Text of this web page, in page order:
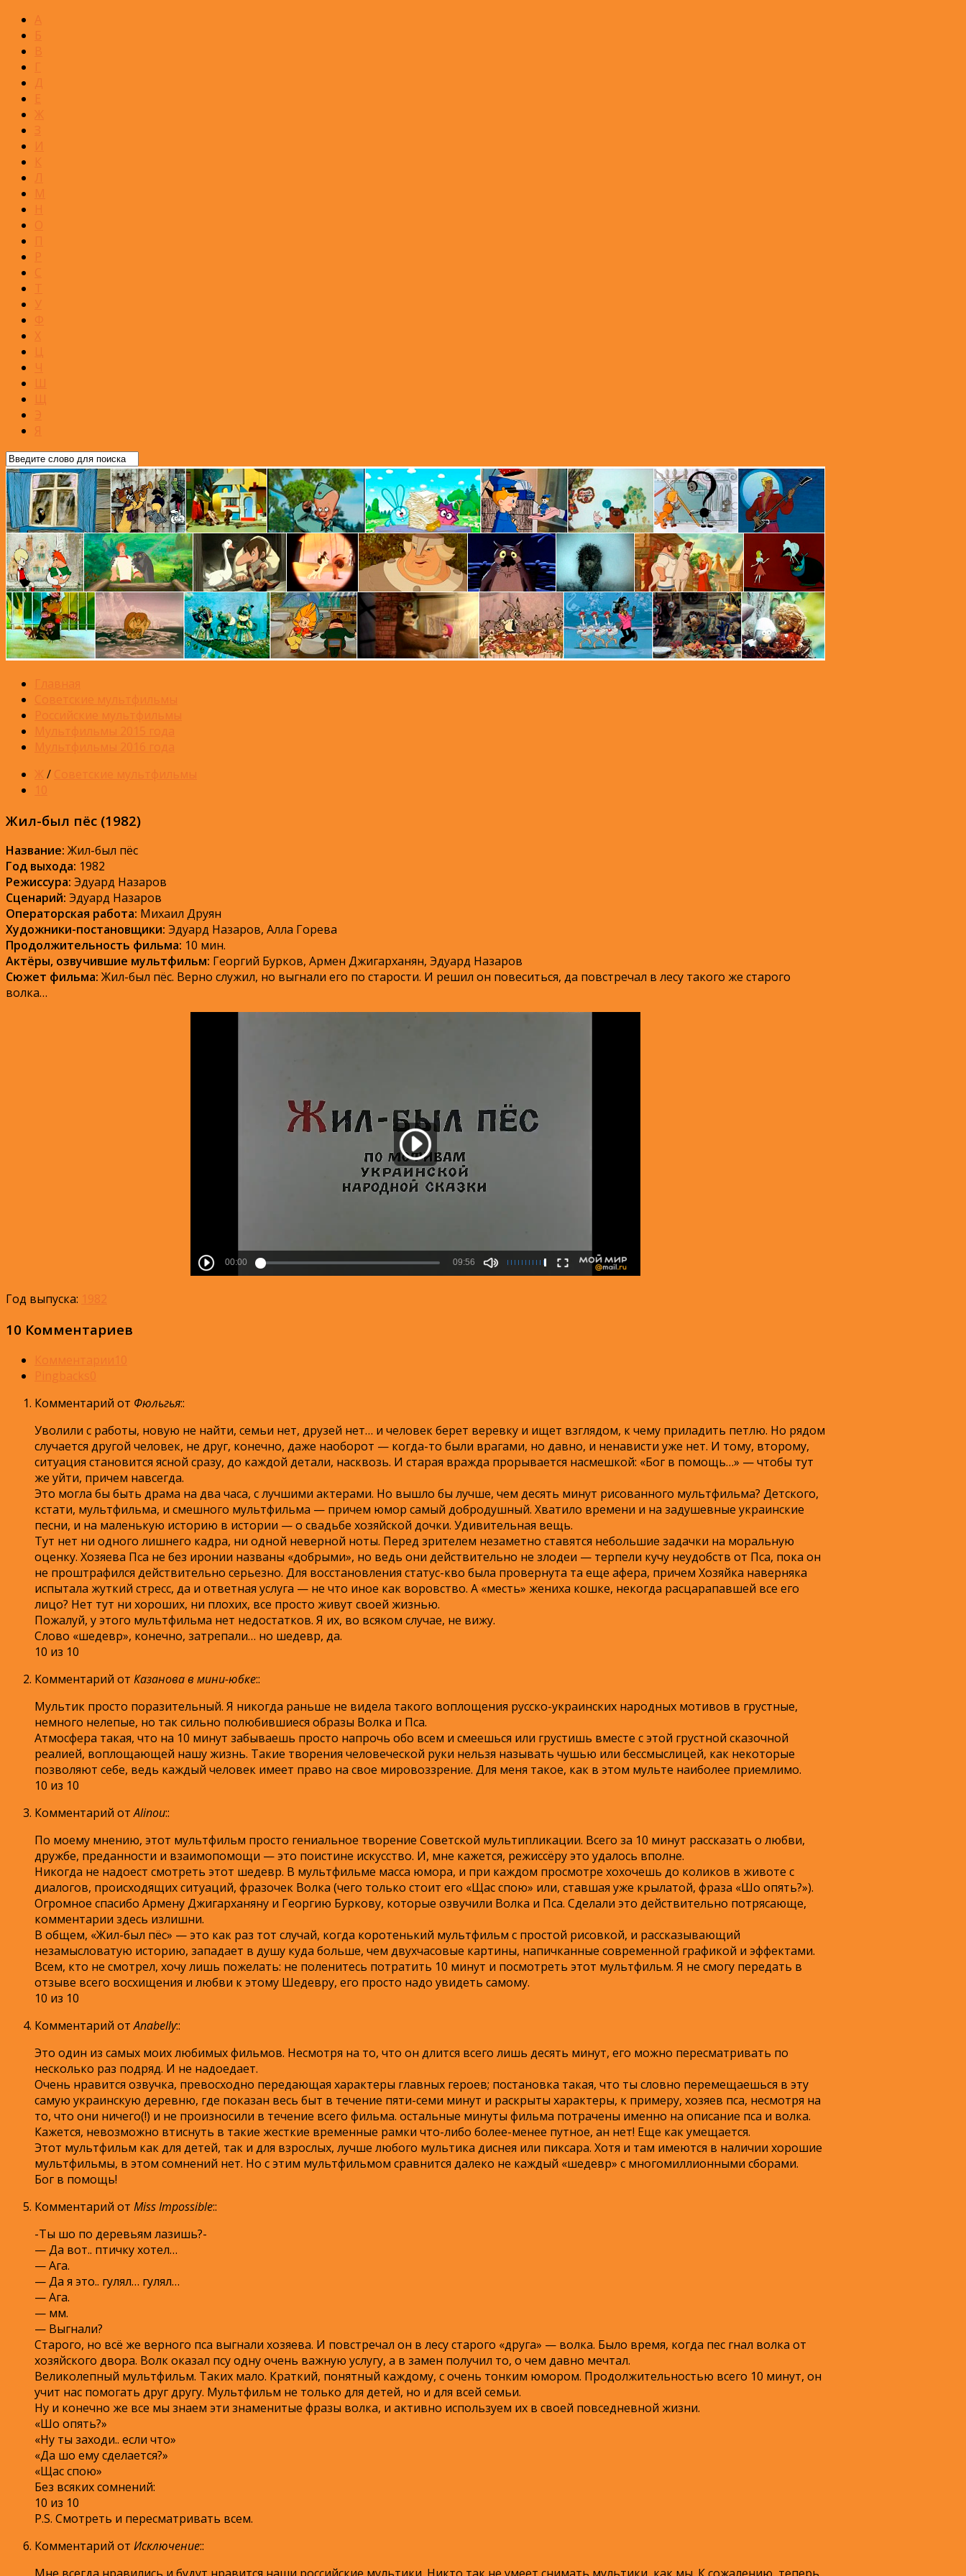
А
Б
В
Г
Д
Е
Ж
З
И
К
Л
М
Н
О
П
Р
С
Т
У
Ф
Х
Ц
Ч
Ш
Щ
Э
Я
Главная
Советские мультфильмы
Российские мультфильмы
Мультфильмы 2015 года
Мультфильмы 2016 года
Ж / Советские мультфильмы
10
Жил-был пёс (1982)
Название: Жил-был пёс
Год выхода: 1982
Режиссура: Эдуард Назаров
Сценарий: Эдуард Назаров
Операторская работа: Михаил Друян
Художники-постановщики: Эдуард Назаров, Алла Горева
Продолжительность фильма: 10 мин.
Актёры, озвучившие мультфильм: Георгий Бурков, Армен Джигарханян, Эдуард Назаров
Сюжет фильма: Жил-был пёс. Верно служил, но выгнали его по старости. И решил он повеситься, да повстречал в лесу такого же старого
волка…
Год выпуска: 1982
10 Комментариев
Комментарии10
Pingbacks0
Комментарий от Фюльгья::
Уволили с работы, новую не найти, семьи нет, друзей нет… и человек берет веревку и ищет взглядом, к чему приладить петлю. Но рядом
случается другой человек, не друг, конечно, даже наоборот — когда-то были врагами, но давно, и ненависти уже нет. И тому, второму,
ситуация становится ясной сразу, до каждой детали, насквозь. И старая вражда прорывается насмешкой: «Бог в помощь…» — чтобы тут
же уйти, причем навсегда.
Это могла бы быть драма на два часа, с лучшими актерами. Но вышло бы лучше, чем десять минут рисованного мультфильма? Детского,
кстати, мультфильма, и смешного мультфильма — причем юмор самый добродушный. Хватило времени и на задушевные украинские
песни, и на маленькую историю в истории — о свадьбе хозяйской дочки. Удивительная вещь.
Тут нет ни одного лишнего кадра, ни одной неверной ноты. Перед зрителем незаметно ставятся небольшие задачки на моральную
оценку. Хозяева Пса не без иронии названы «добрыми», но ведь они действительно не злодеи — терпели кучу неудобств от Пса, пока он
не проштрафился действительно серьезно. Для восстановления статус-кво была провернута та еще афера, причем Хозяйка наверняка
испытала жуткий стресс, да и ответная услуга — не что иное как воровство. А «месть» жениха кошке, некогда расцарапавшей все его
лицо? Нет тут ни хороших, ни плохих, все просто живут своей жизнью.
Пожалуй, у этого мультфильма нет недостатков. Я их, во всяком случае, не вижу.
Слово «шедевр», конечно, затрепали… но шедевр, да.
10 из 10
Комментарий от Казанова в мини-юбке::
Мультик просто поразительный. Я никогда раньше не видела такого воплощения русско-украинских народных мотивов в грустные,
немного нелепые, но так сильно полюбившиеся образы Волка и Пса.
Атмосфера такая, что на 10 минут забываешь просто напрочь обо всем и смеешься или грустишь вместе с этой грустной сказочной
реалией, воплощающей нашу жизнь. Такие творения человеческой руки нельзя называть чушью или бессмыслицей, как некоторые
позволяют себе, ведь каждый человек имеет право на свое мировоззрение. Для меня такое, как в этом мульте наиболее приемлимо.
10 из 10
Комментарий отAlinou::
По моему мнению, этот мультфильм просто гениальное творение Советской мультипликации. Всего за 10 минут рассказать о любви,
дружбе, преданности и взаимопомощи — это поистине искусство. И, мне кажется, режиссёру это удалось вполне.
Никогда не надоест смотреть этот шедевр. В мультфильме масса юмора, и при каждом просмотре хохочешь до коликов в животе с
диалогов, происходящих ситуаций, фразочек Волка (чего только стоит его «Щас спою» или, ставшая уже крылатой, фраза «Шо опять?»).
Огромное спасибо Армену Джигарханяну и Георгию Буркову, которые озвучили Волка и Пса. Сделали это действительно потрясающе,
комментарии здесь излишни.
В общем, «Жил-был пёс» — это как раз тот случай, когда коротенький мультфильм с простой рисовкой, и рассказывающий
незамысловатую историю, западает в душу куда больше, чем двухчасовые картины, напичканные современной графикой и эффектами.
Всем, кто не смотрел, хочу лишь пожелать: не поленитесь потратить 10 минут и посмотреть этот мультфильм. Я не смогу передать в
отзыве всего восхищения и любви к этому Шедевру, его просто надо увидеть самому.
10 из 10
Комментарий отAnabelly::
Это один из самых моих любимых фильмов. Несмотря на то, что он длится всего лишь десять минут, его можно пересматривать по
несколько раз подряд. И не надоедает.
Очень нравится озвучка, превосходно передающая характеры главных героев; постановка такая, что ты словно перемещаешься в эту
самую украинскую деревню, где показан весь быт в течение пяти-семи минут и раскрыты характеры, к примеру, хозяев пса, несмотря на
то, что они ничего(!) и не произносили в течение всего фильма. остальные минуты фильма потрачены именно на описание пса и волка.
Кажется, невозможно втиснуть в такие жесткие временные рамки что-либо более-менее путное, ан нет! Еще как умещается.
Этот мультфильм как для детей, так и для взрослых, лучше любого мультика диснея или пиксара. Хотя и там имеются в наличии хорошие
мультфильмы, в этом сомнений нет. Но с этим мультфильмом сравнится далеко не каждый «шедевр» с многомиллионными сборами.
Бог в помощь!
Комментарий от Miss Impossible::
-Ты шо по деревьям лазишь?-
— Да вот.. птичку хотел…
— Ага.
— Да я это.. гулял… гулял…
— Ага.
— мм.
— Выгнали?
Старого, но всё же верного пса выгнали хозяева. И повстречал он в лесу старого «друга» — волка. Было время, когда пес гнал волка от
хозяйского двора. Волк оказал псу одну очень важную услугу, а в замен получил то, о чем давно мечтал.
Великолепный мультфильм. Таких мало. Краткий, понятный каждому, с очень тонким юмором. Продолжительностью всего 10 минут, он
учит нас помогать друг другу. Мультфильм не только для детей, но и для всей семьи.
Ну и конечно же все мы знаем эти знаменитые фразы волка, и активно используем их в своей повседневной жизни.
«Шо опять?»
«Ну ты заходи.. если что»
«Да шо ему сделается?»
«Щас спою»
Без всяких сомнений:
10 из 10
P.S. Смотреть и пересматривать всем.
Комментарий от Исключение::